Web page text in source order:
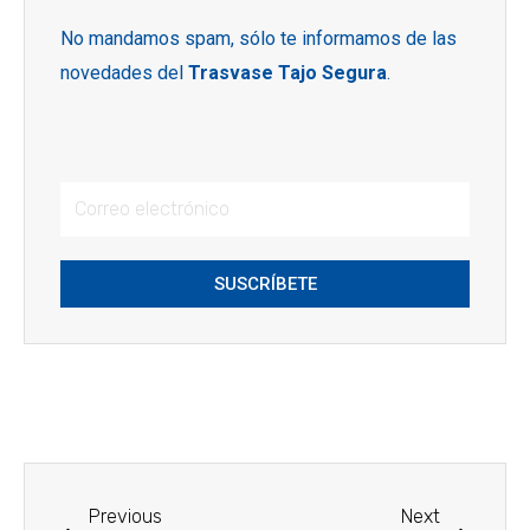
No mandamos spam, sólo te informamos de las
novedades del Trasvase Tajo Segura.
SUSCRÍBETE
Previous Next